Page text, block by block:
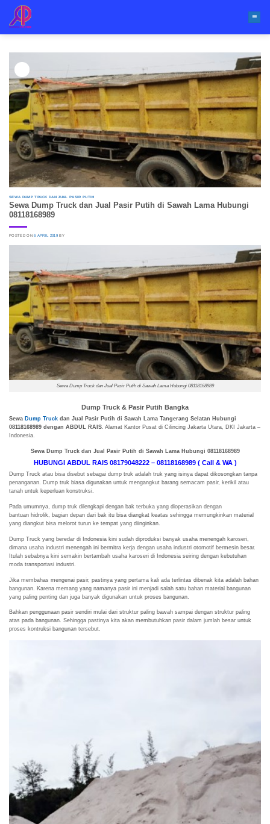
content
SEWA DUMP TRUCK DAN JUAL PASIR PUTIH
Sewa Dump Truck dan Jual Pasir Putih di Sawah Lama Hubungi
08118168989
POSTED ON6 APRIL 2019 BY
Sewa Dump Truck dan Jual Pasir Putih di Sawah Lama Hubungi 08118168989
Dump Truck & Pasir Putih Bangka
Sewa Dump Truck dan Jual Pasir Putih di Sawah Lama Tangerang Selatan Hubungi
08118168989 dengan ABDUL RAIS. Alamat Kantor Pusat di Cilincing Jakarta Utara, DKI Jakarta –
Indonesia.
Sewa Dump Truck dan Jual Pasir Putih di Sawah Lama Hubungi 08118168989
HUBUNGI ABDUL RAIS 08179048222 – 08118168989 ( Call & WA )
Dump Truck atau bisa disebut sebagai dump truk adalah truk yang isinya dapat dikosongkan tanpa
penanganan. Dump truk biasa digunakan untuk mengangkut barang semacam pasir, kerikil atau
tanah untuk keperluan konstruksi.
Pada umumnya, dump truk dilengkapi dengan bak terbuka yang dioperasikan dengan
bantuan hidrolik, bagian depan dari bak itu bisa diangkat keatas sehingga memungkinkan material
yang diangkut bisa melorot turun ke tempat yang diinginkan.
Dump Truck yang beredar di Indonesia kini sudah diproduksi banyak usaha menengah karoseri,
dimana usaha industri menengah ini bermitra kerja dengan usaha industri otomotif bermesin besar.
Itulah sebabnya kini semakin bertambah usaha karoseri di Indonesia seiring dengan kebutuhan
moda transportasi industri.
Jika membahas mengenai pasir, pastinya yang pertama kali ada terlintas dibenak kita adalah bahan
bangunan. Karena memang yang namanya pasir ini menjadi salah satu bahan material bangunan
yang paling penting dan juga banyak digunakan untuk proses bangunan.
Bahkan penggunaan pasir sendiri mulai dari struktur paling bawah sampai dengan struktur paling
atas pada bangunan. Sehingga pastinya kita akan membutuhkan pasir dalam jumlah besar untuk
proses kontruksi bangunan tersebut.